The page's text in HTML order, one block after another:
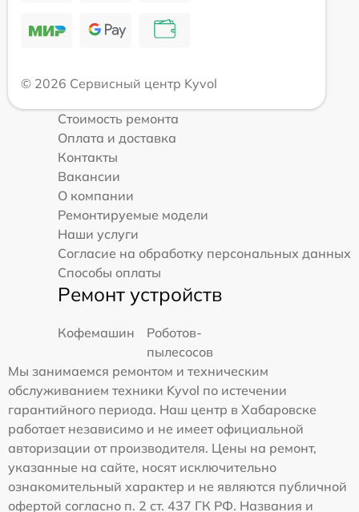
© 2026 Сервисный центр Kyvol
Стоимость ремонта
Оплата и доставка
Контакты
Вакансии
О компании
Ремонтируемые модели
Наши услуги
Согласие на обработку персональных данных
Способы оплаты
Ремонт устройств
Кофемашин
Роботов-
пылесосов
Мы занимаемся ремонтом и техническим
обслуживанием техники Kyvol по истечении
гарантийного периода. Наш центр в Хабаровске
работает независимо и не имеет официальной
авторизации от производителя. Цены на ремонт,
указанные на сайте, носят исключительно
ознакомительный характер и не являются публичной
офертой согласно п. 2 ст. 437 ГК РФ. Названия и